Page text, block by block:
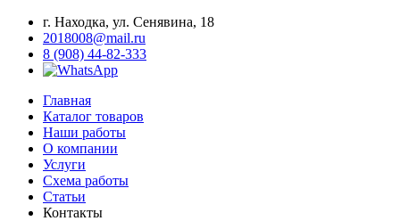
г. Находка, ул. Сенявина, 18
2018008@mail.ru
8 (908) 44-82-333
Главная
Каталог товаров
Наши работы
О компании
Услуги
Схема работы
Статьи
Контакты